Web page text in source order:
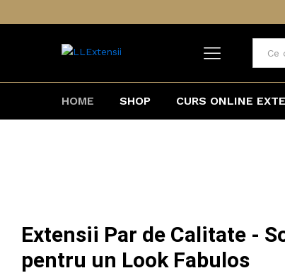
Toate
HOME SHOP CURS ONLINE
Extensii Par de Calitate -
pentru un Look Fabulos